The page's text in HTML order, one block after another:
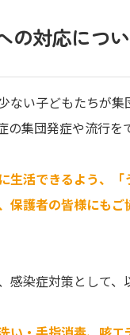
の対応につ
ない子どもたちが集
の集団発症や流行を
生活できるよう、「
保護者の皆様にもご
感染症対策として、